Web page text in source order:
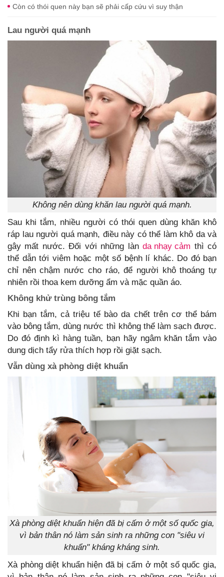
Còn có thói quen này bạn sẽ phải cấp cứu vì suy thận
Lau người quá mạnh
Không nên dùng khăn lau người quá mạnh.
Sau khi tắm, nhiều người có thói quen dùng khăn khô
ráp lau người quá mạnh, điều này có thể làm khô da và
gây mất nước. Đối với những lànda nhạy cảm thì có
thể dẫn tới viêm hoặc một số bệnh lí khác. Do đó bạn
chỉ nên chậm nước cho ráo, để người khô thoáng tự
nhiên rồi thoa kem dưỡng ẩm và mặc quần áo.
Không khử trùng bông tắm
Khi bạn tắm, cả triệu tế bào da chết trên cơ thể bám
vào bông tắm, dùng nước thì không thể làm sạch được.
Do đó định kì hàng tuần, bạn hãy ngâm khăn tắm vào
dung dịch tẩy rửa thích hợp rồi giặt sạch.
Vẫn dùng xà phòng diệt khuẩn
Xà phòng diệt khuẩn hiện đã bị cấm ở một số quốc gia,
vì bản thân nó làm sản sinh ra những con "siêu vi
khuẩn" kháng kháng sinh.
Xà phòng diệt khuẩn hiện đã bị cấm ở một số quốc gia,